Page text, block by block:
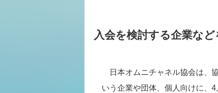
入会を検討する企業な
日本オムニチャネル協会は、
いう企業や団体、個人向けに、